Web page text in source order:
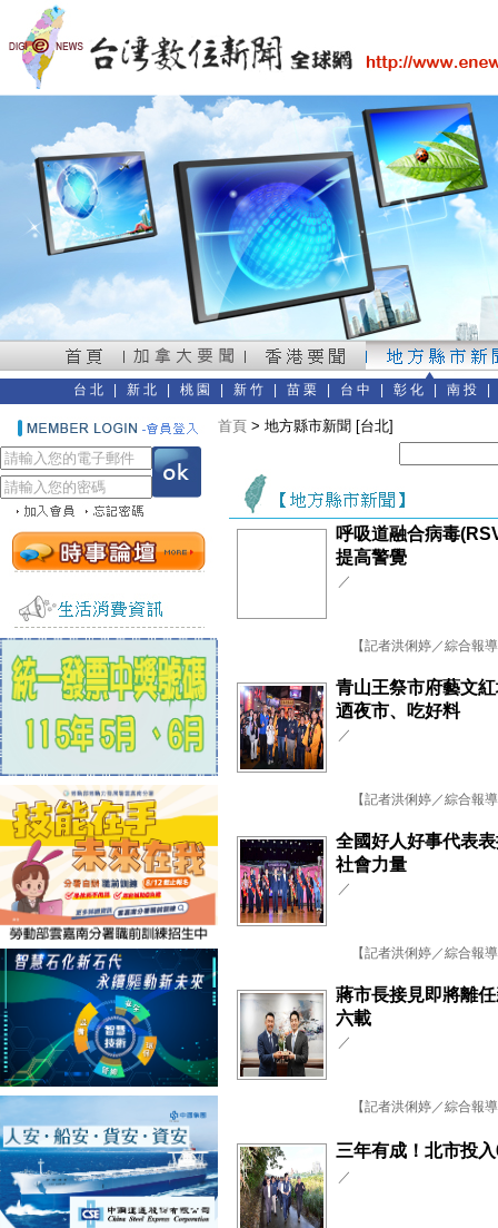
台北 新北 桃園 新竹 苗栗 台中 彰化 南投
首頁 > 地方縣市新聞 [台北]
呼吸道融合病毒
提高警覺
／
【記者洪俐婷／綜合報
青山王祭市府藝文
迺夜市、吃好料
／
【記者洪俐婷／綜合報
全國好人好事代表
社會力量
／
【記者洪俐婷／綜合報
蔣市長接見即將離
六載
／
【記者洪俐婷／綜合報
三年有成！北市投
／